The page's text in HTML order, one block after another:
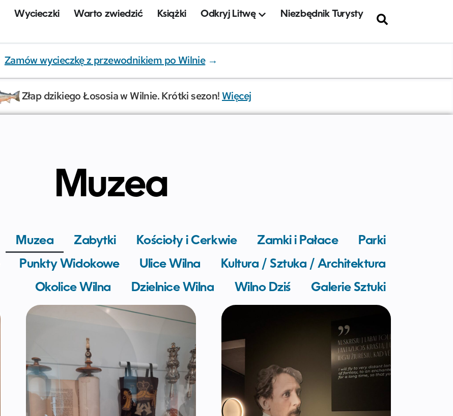
Wycieczki Warto zwiedzić Książki Odkryj Litwę Niezbędnik Turysty
Zamów wycieczkę z przewodnikiem po Wilnie→
Złap dzikiego Łososia w Wilnie. Krótki sezon!Więcej
Muzea
Muzea Zabytki Kościoły i Cerkwie Zamki i Pałace
Parki
Punkty Widokowe Ulice Wilna
Kultura / Sztuka / Architektura
Okolice Wilna
Dzielnice Wilna Wilno Dziś Galerie Sztuki